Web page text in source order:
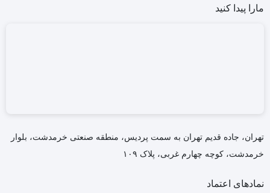
مارا پیدا کنید
تهران، جاده قدیم تهران به سمت پردیس، منطقه صنعتی خرمدشت، بلوار
خرمدشت، کوچه چهارم غربی، پلاک ۱۰۹
نمادهای اعتماد